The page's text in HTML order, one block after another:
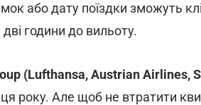
або дату поїздки зможуть
дві години до вильоту.
(Lufthansa, Austrian Airlines,
року. Але щоб не втратити